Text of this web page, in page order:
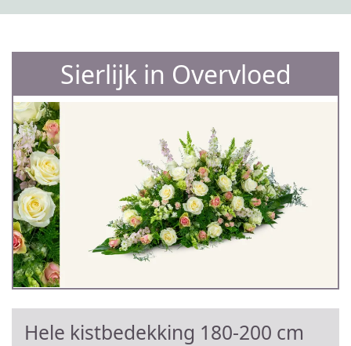
Sierlijk in Overvloed
Hele kistbedekking 180-200 cm